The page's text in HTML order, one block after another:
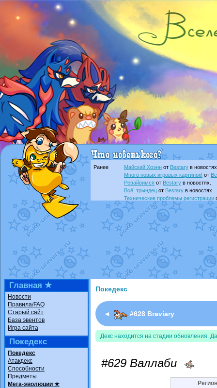
Ранее Майский Хоэнн от Bestary в
Много новых игровых картинок! от
Ревайвимся от Bestary в новостях.
Всё, трындец от Bestary в новостях.
Технические проблемы регистрации
доброе утро славянеот Dakkuв
Йолда и Мимикьюот MavisNyanCat
Недовольный котомангуст
от
The Dark Wishmakerот Randomon в
в
ilovearceus
Raging Boltот GraceDaFox
в
Shadow mismagius от
в
художник
от vicavica в фанарте.
Главная ★
Новости
Правила/FAQ
Старый сайт
База эвентов
Игра сайта
Покедекс
Покедекс
Атакдекс
Способности
Предметы
Мега-эволюции ★
Покедекс
◄ #628 Braviary
Декс находится на стадии обновления.
#629 Валлаби